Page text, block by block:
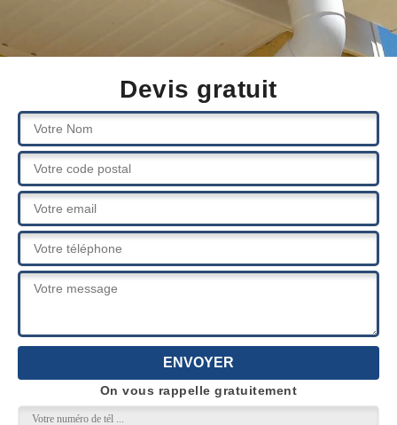
Devis gratuit
On vous rappelle gratuitement